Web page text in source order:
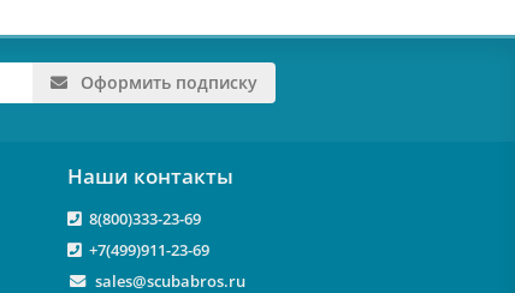
Оформить подписку
Наши контакты
8(800)333-23-69
+7(499)911-23-69
sales@scubabros.ru